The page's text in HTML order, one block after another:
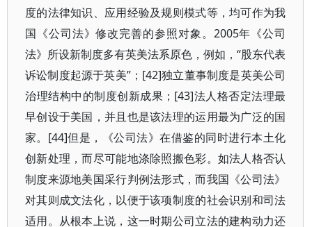
度的法律知识、应用经验及规则模式等，均可作为我
国《公司法》修改完善的参照对象。2005年《公司
法》所设新制度多有英美法系原色，例如，“股东代表
诉讼制度起源于英美”；[42]独立董事制度是英美公司
治理结构中的制度创新成果；[43]法人格否定法理最
早创设于美国，并且也是该法理的运用最为广泛的国
家。[44]但是，《公司法》在借鉴的同时进行本土化
创新处理，而尽可能地涤除照搬色彩。如法人格否认
制度来源地美国采行判例法形式，而我国《公司法》
对其则成文法化，以便于该项制度的社会识别和司法
适用。从根本上说，这一时期公司立法的建构动力还